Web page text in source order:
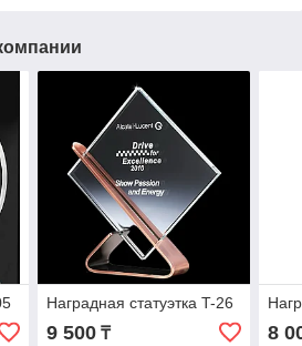
Наградная статуэтка T-26
9 500₸ 8